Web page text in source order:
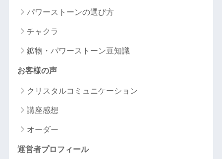
パワーストーンの選び方
チャクラ
鉱物・パワーストーン豆知識
お客様の声
クリスタルコミュニケーション
講座感想
オーダー
運営者プロフィール